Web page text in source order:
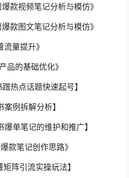
款视频笔记分析与模仿》
款图文笔记分析与模仿》
量提升》
品的基础优化》
热点话题快速起号】
例拆解分析】
单笔记的维护和推广】
款笔记创作思路》
阵引流实操玩法】